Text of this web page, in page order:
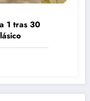
1 tras 30